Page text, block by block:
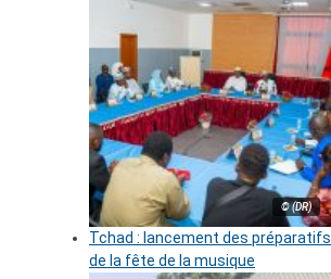
© (DR)
Tchad : lancement des préparatifs
de la fête de la musique